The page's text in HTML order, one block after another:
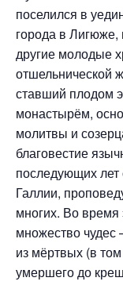
поселился в
города в Лигюже,
другие молодые
отшельнической
ставший плодом
монастырём,
молитвы и
благовестие
последующих лет
Галлии,
многих. Во
множество чудес
из мёртвых (в
умершего до